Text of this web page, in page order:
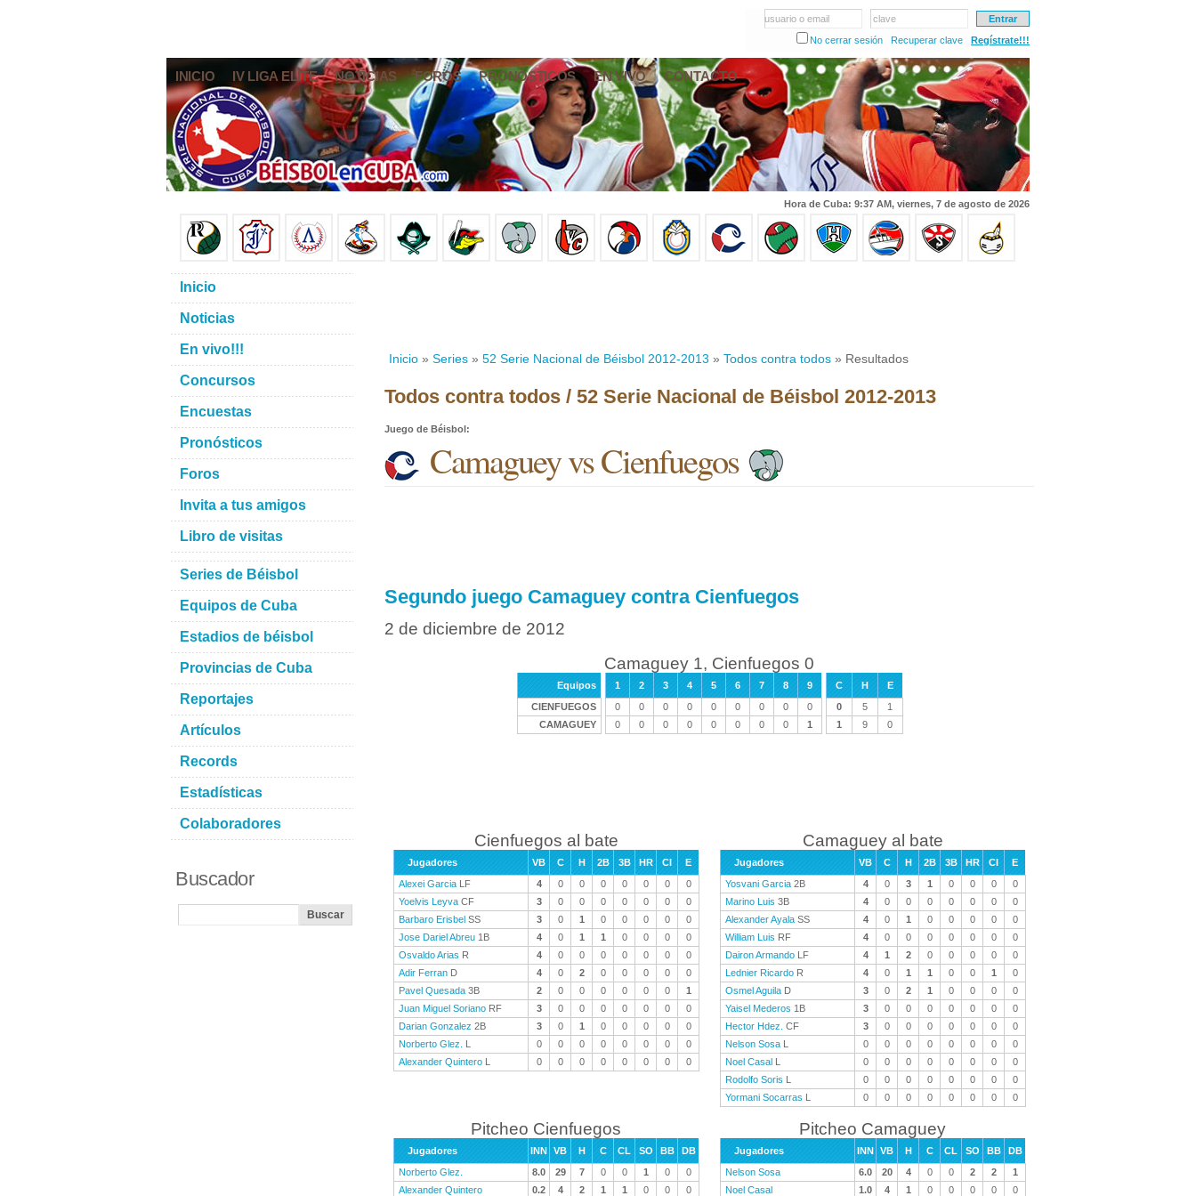
usuario o email
clave
No cerrar sesión
Recuperar clave Regístrate!!!
INICIO IV LIGA ELITE NOTICIAS FOROS PRONÓSTICOS EN VIVO CONTACTO
Hora de Cuba: 9:37 AM, viernes, 7 de agosto de 2026
Inicio » Series » 52 Serie Nacional de Béisbol 2012-2013 » Todos contra todos » Resultados
Todos contra todos / 52 Serie Nacional de Béisbol 2012-2013
Juego de Béisbol:
Camaguey vs Cienfuegos
Segundo juego Camaguey contra Cienfuegos
2 de diciembre de 2012
Camaguey 1, Cienfuegos 0
Equipos 1 2 3 4 5 6 7 8 9 C H
E
CIENFUEGOS
0 0 0 0 0 0 0 0 0 0 5
1
CAMAGUEY
0 0 0 0 0 0 0 0 1 1 9 0
Cienfuegos al bate
Jugadores VB C H 2B 3B HR CI
E
Alexei Garcia LF 4 0 0 0 0 0 0
0
Yoelvis Leyva CF 3 0 0 0 0 0 0
0
Barbaro Erisbel SS 3 0 1 0 0 0 0
0
Jose Dariel Abreu 1B 4 0 1 1 0 0 0
0
Osvaldo Arias R 4 0 0 0 0 0 0
0
Adir Ferran D 4 0 2 0 0 0 0
0
Pavel Quesada 3B 2 0 0 0 0 0 0
1
Juan Miguel Soriano RF 3 0 0 0 0 0 0
0
Darian Gonzalez 2B 3 0 1 0 0 0 0
0
Norberto Glez.
L 0 0 0 0 0 0 0
0
Alexander Quintero L 0 0 0 0 0 0 0 0
Camaguey al bate
Jugadores VB C H 2B 3B HR CI
E
Yosvani Garcia 2B 4 0 3 1 0 0 0
0
Marino Luis 3B 4 0 0 0 0 0 0
0
Alexander Ayala SS 4 0 1 0 0 0 0
0
William Luis RF 4 0 0 0 0 0 0
0
Dairon Armando LF 4 1 2 0 0 0 0
0
Lednier Ricardo R 4 0 1 1 0 0 1
0
Osmel Aguila D 3 0 2 1 0 0 0
0
Yaisel Mederos 1B 3 0 0 0 0 0 0
0
Hector Hdez. CF 3 0 0 0 0 0 0
0
Nelson Sosa L 0 0 0 0 0 0 0
0
Noel Casal L 0 0 0 0 0 0 0
0
Rodolfo Soris L 0 0 0 0 0 0 0
0
Yormani Socarras L 0 0 0 0 0 0 0 0
Pitcheo Cienfuegos
Jugadores INN VB H C CL SO BB
DB
Norberto Glez.
8.0 29 7 0 0 1 0
0
Alexander Quintero
0.2 4 2 1 1 0 0 0
Pitcheo Camaguey
Jugadores INN VB H C CL SO BB
DB
Nelson Sosa
6.0 20 4 0 0 2 2
1
Noel Casal
1.0 4 1 0 0 0 0
0
Inicio
Noticias
En vivo!!!
Concursos
Encuestas
Pronósticos
Foros
Invita a tus amigos
Libro de visitas
Series de Béisbol
Equipos de Cuba
Estadios de béisbol
Provincias de Cuba
Reportajes
Artículos
Records
Estadísticas
Colaboradores
Buscador